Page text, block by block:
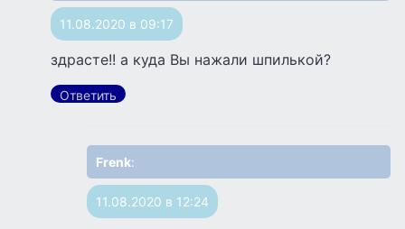
11.08.2020 в 09:17
здрасте!! а куда Вы нажали шпилькой?
Ответить
Frenk:
11.08.2020 в 12:24